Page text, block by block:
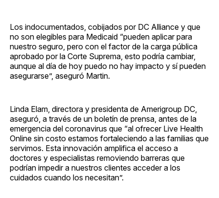
Los indocumentados, cobijados por DC Alliance y que
no son elegibles para Medicaid “pueden aplicar para
nuestro seguro, pero con el factor de la carga pública
aprobado por la Corte Suprema, esto podría cambiar,
aunque al día de hoy puedo no hay impacto y sí pueden
asegurarse”, aseguró Martin.
Linda Elam, directora y presidenta de Amerigroup DC,
aseguró, a través de un boletín de prensa, antes de la
emergencia del coronavirus que “al ofrecer Live Health
Online sin costo estamos fortaleciendo a las familias que
servimos. Esta innovación amplifica el acceso a
doctores y especialistas removiendo barreras que
podrían impedir a nuestros clientes acceder a los
cuidados cuando los necesitan”.